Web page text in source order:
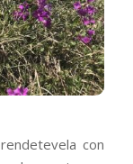
con